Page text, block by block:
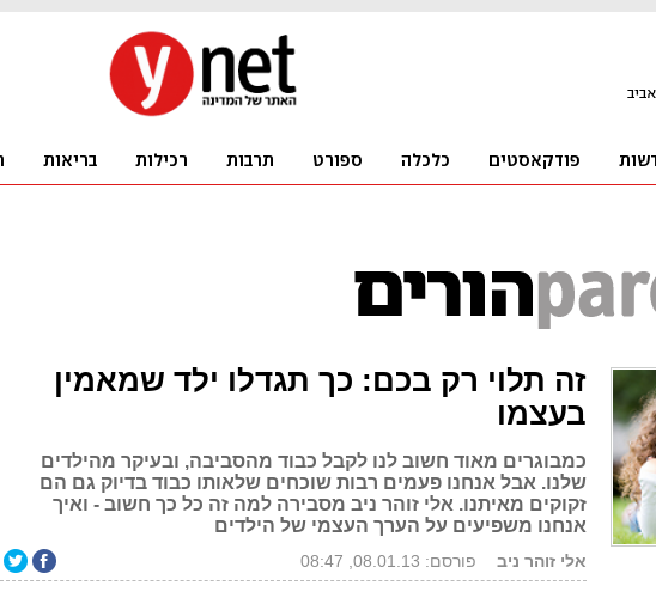
זה תלוי רק בכם: כך תגדלו ילד שמאמין
בעצמו
כמבוגרים מאוד חשוב לנו לקבל כבוד מהסביבה, ובעיקר מהילדים
שלנו. אבל אנחנו פעמים רבות שוכחים שלאותו כבוד בדיוק גם הם
זקוקים מאיתנו. אלי זוהר ניב מסבירה למה זה כל כך חשוב - ואיך
אנחנו משפיעים על הערך העצמי של הילדים
אלי זוהר ניב פורסם: 08.01.13, 08:47